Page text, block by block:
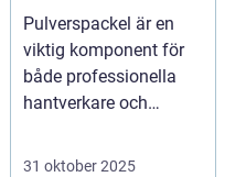
Pulverspackel är en
viktig komponent för
både professionella
hantverkare och
31 oktober 2025